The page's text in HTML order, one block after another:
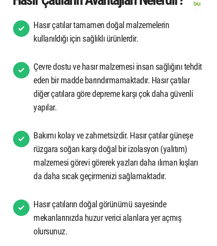
Hasır çatılar tamamen doğal malzemelerin
kullanıldığı için sağlıklı ürünlerdir.
Çevre dostu ve hasır malzemesi insan sağlığını tehdit
eden bir madde barındırmamaktadır. Hasır çatılar
diğer çatılara göre depreme karşı çok daha güvenli
yapılar.
Bakımı kolay ve zahmetsizdir. Hasır çatılar güneşe
rüzgara soğan karşı doğal bir izolasyon (yalıtım)
malzemesi görevi görerek yazları daha ılıman kışları
da daha sıcak geçirmenizi sağlamaktadır.
Hasır çatıların doğal görünümü sayesinde
mekanlarınızda huzur verici alanlara yer açmış
olursunuz.